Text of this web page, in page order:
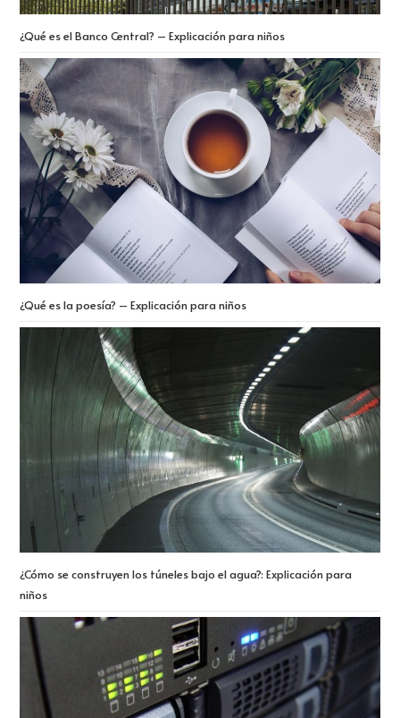
¿Qué es el Banco Central? – Explicación para niños
¿Qué es la poesía? – Explicación para niños
¿Cómo se construyen los túneles bajo el agua?: Explicación para
niños